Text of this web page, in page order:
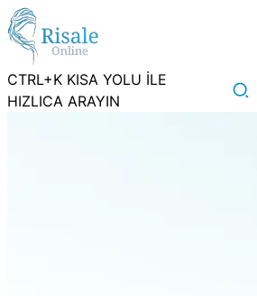
CTRL+K KISA YOLU İLE
HIZLICA ARAYIN